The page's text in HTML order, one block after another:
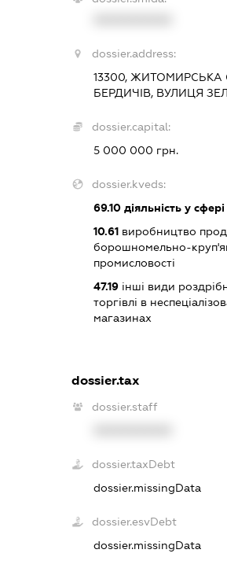
dossier.address:
13300, ЖИТОМИРСЬКА
БЕРДИЧІВ, ВУЛИЦЯ
dossier.capital:
5 000 000 грн.
dossier.kveds:
69.10 діяльність у
10.61 виробництво
борошномельно-
промисловості
47.19 інші види
торгівлі в
магазинах
dossier.tax
dossier.staff
dossier.taxDebt
dossier.missingData
dossier.esvDebt
dossier.missingData